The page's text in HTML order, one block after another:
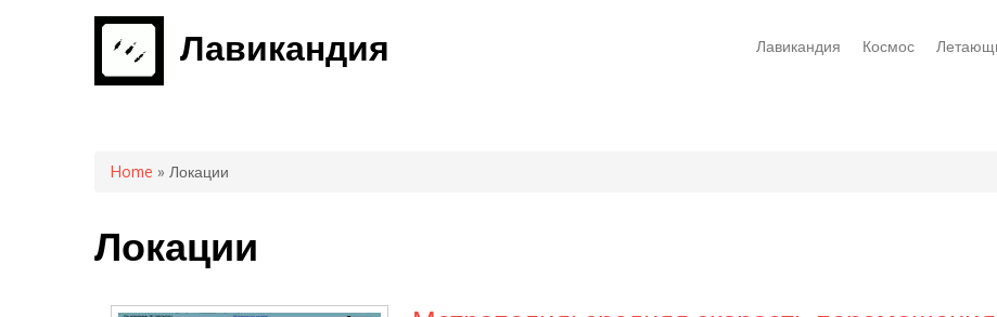
Лавикандия Лавикандия Космос
You are here
Home » Локации
Локации